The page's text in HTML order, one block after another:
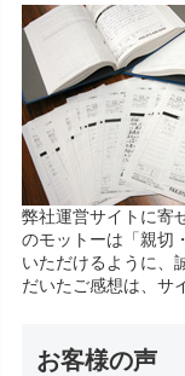
弊社運営サイトに寄
のモットーは「親切
いただけるように、
だいたご感想は、サ
お客様の声